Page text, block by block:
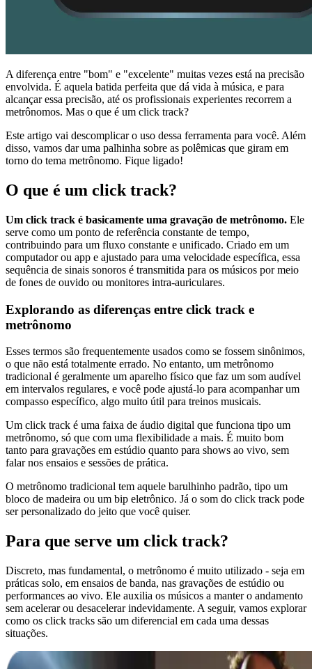
A diferença entre "bom" e "excelente" muitas vezes está na precisão
envolvida. É aquela batida perfeita que dá vida à música, e para
alcançar essa precisão, até os profissionais experientes recorrem a
metrônomos. Mas o que é um click track?
Este artigo vai descomplicar o uso dessa ferramenta para você. Além
disso, vamos dar uma palhinha sobre as polêmicas que giram em
torno do tema metrônomo. Fique ligado!
O que é um click track?
Um click track é basicamente uma gravação de metrônomo. Ele
serve como um ponto de referência constante de tempo,
contribuindo para um fluxo constante e unificado. Criado em um
computador ou app e ajustado para uma velocidade específica, essa
sequência de sinais sonoros é transmitida para os músicos por meio
de fones de ouvido ou monitores intra-auriculares.
Explorando as diferenças entre click track e
metrônomo
Esses termos são frequentemente usados como se fossem sinônimos,
o que não está totalmente errado. No entanto, um metrônomo
tradicional é geralmente um aparelho físico que faz um som audível
em intervalos regulares, e você pode ajustá-lo para acompanhar um
compasso específico, algo muito útil para treinos musicais.
Um click track é uma faixa de áudio digital que funciona tipo um
metrônomo, só que com uma flexibilidade a mais. É muito bom
tanto para gravações em estúdio quanto para shows ao vivo, sem
falar nos ensaios e sessões de prática.
O metrônomo tradicional tem aquele barulhinho padrão, tipo um
bloco de madeira ou um bip eletrônico. Já o som do click track pode
ser personalizado do jeito que você quiser.
Para que serve um click track?
Discreto, mas fundamental, o metrônomo é muito utilizado - seja em
práticas solo, em ensaios de banda, nas gravações de estúdio ou
performances ao vivo. Ele auxilia os músicos a manter o andamento
sem acelerar ou desacelerar indevidamente. A seguir, vamos explorar
como os click tracks são um diferencial em cada uma dessas
situações.